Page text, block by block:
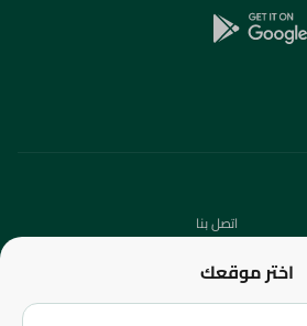
اختر موقعك
اتصل بنا
الفروع